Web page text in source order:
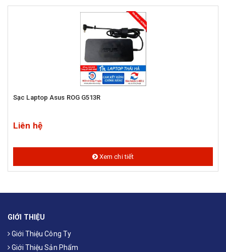
Sạc Laptop Asus ROG G513R
Liên hệ
Xem chi tiết
GIỚI THIỆU
Giới Thiệu Công Ty
Giới Thiệu Sản Phẩm